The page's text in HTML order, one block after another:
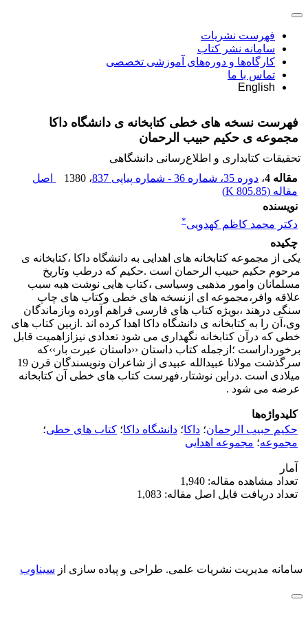
فهرست نشریات
سامانه نشر کتاب
کارگاه‌ها و دوره‌های آموزشی تخصصی
تماس با ما
English
فهرست نسخه های خطی کتابخانه ی دانشگاه داکا
مجموعه ی حکیم حبیب الرحمان
تحقیقات کتابداری و اطلاع‌رسانی دانشگاهی
مقاله 4
، دوره 35، شماره 36 - شماره پیاپی 837 ، 1380
اصل
مقاله (805.85 K
)
نویسنده
دکتر محمد کاظم کهدویی*
چکیده
یکی از مجموعه کتابخانه های اهدایی به دانشگاه داکا ،کتابخانه ی
مرحوم حکیم حبیب الرحمان است .حکیم که درطب وتاریخ
مسلمانان وامور مذهبی وسیاسی ،کتاب هایی نوشت هبه سبب
علاقه وافر،مجموعه ای ازنسخه های خطی وکتاب های چاپ
سنگی درهند ،بویژه کتاب های فارسی فراهم آورده وبازماندگان
وی،آن را به کتابخانه ی دانشگاه داکا اهدا کرده اند .ازبین کتاب های
خطی که درآن کتابخانه نگهداری می شود تعدادی نیزازاهمیت قابل
برخورداراست ؛ازجمله کتاب داستان ‹‹داستان عبرت بار››که
سرگذشت مولانا عبیدالله عبیدی از شاعران ونویسندگان قرن 19
میلادی است .دراین نوشتار،فهرست کتاب های خطی آن کتابخانه
عرضه می شود .
کلیدواژه‌ها
حکیم حبیب الرحمان؛ داکا؛ دانشگاه داکا؛ کتاب های خطی؛
مجموعه؛ مجموعه اهدایی
آمار
تعداد مشاهده مقاله: 1,940
تعداد دریافت فایل اصل مقاله: 1,083
سامانه مدیریت نشریات علمی. طراحی و پیاده سازی از سیناوب